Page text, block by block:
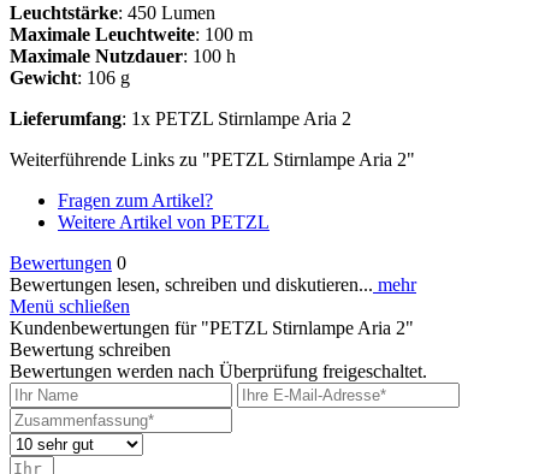
Leuchtstärke: 450 Lumen
Maximale Leuchtweite: 100 m
Maximale Nutzdauer: 100 h
Gewicht: 106 g
Lieferumfang: 1x PETZL Stirnlampe Aria 2
Weiterführende Links zu "PETZL Stirnlampe Aria 2"
Fragen zum Artikel?
Weitere Artikel von PETZL
Bewertungen 0
Bewertungen lesen, schreiben und diskutieren... mehr
Menü schließen
Kundenbewertungen für "PETZL Stirnlampe Aria 2"
Bewertung schreiben
Bewertungen werden nach Überprüfung freigeschaltet.